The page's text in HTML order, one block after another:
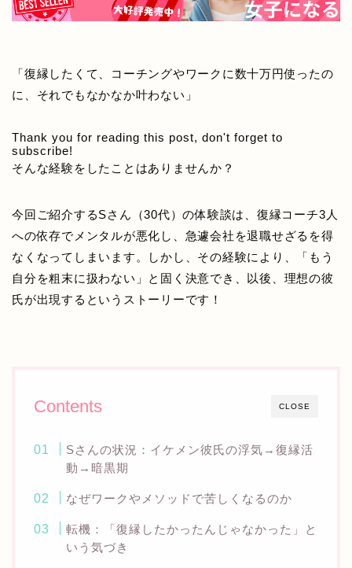
「復縁したくて、コーチングやワークに数十万円使ったの
に、それでもなかなか叶わない」
Thank you for reading this post, don't forget to
subscribe!
そんな経験をしたことはありませんか？
今回ご紹介するSさん（30代）の体験談は、復縁コーチ3人
への依存でメンタルが悪化し、急遽会社を退職せざるを得
なくなってしまいます。しかし、その経験により、「もう
自分を粗末に扱わない」と固く決意でき、以後、理想の彼
氏が出現するというストーリーです！
CLOSE
Contents
Sさんの状況：イケメン彼氏の浮気→復縁活
動→暗黒期
なぜワークやメソッドで苦しくなるのか
転機：「復縁したかったんじゃなかった」と
いう気づき